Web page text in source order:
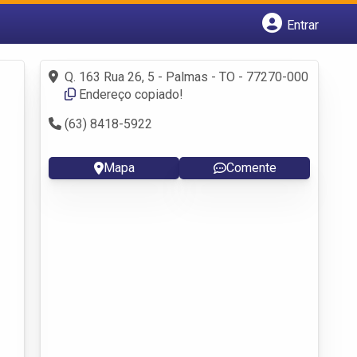
Entrar
Fazer login
Criar conta
Q. 163 Rua 26, 5 - Palmas - TO - 77270-000
Endereço copiado!
(63) 8418-5922
Mapa Comente